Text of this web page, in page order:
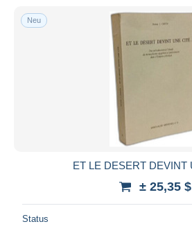
Neu
ET LE DESERT DEVINT
± 25,35 $
Status